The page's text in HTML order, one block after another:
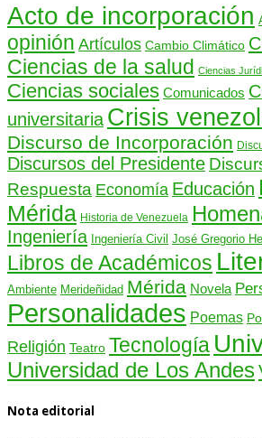
Acto de incorporación
opinión Artículos Cambio Climático
Ciencias de la salud Ciencias
Ciencias sociales Comunicados
universitaria Crisis
Discurso de Incorporación
Discursos del Presidente
Respuesta Economía Educación
Mérida Historia de Venezuela
Ingeniería Ingeniería Civil José Gregorio
Libros de Académicos
Ambiente Merideñidad Mérida Novela
Personalidades Poemas
Religión Teatro Tecnología
Universidad de Los Andes
Nota editorial